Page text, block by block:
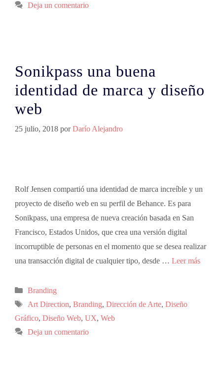
Deja un comentario
Sonikpass una buena
identidad de marca y diseño
web
25 julio, 2018 porDarío Alejandro
Rolf Jensen compartió una identidad de marca increíble y un
proyecto de diseño web en su perfil de Behance. Es para
Sonikpass, una empresa de nueva creación basada en San
Francisco, Estados Unidos, que crea una versión digital
incorruptible de personas en el momento que se desea realizar
una transacción digital de cualquier tipo, desde … Leer más
Branding
Art Direction, Branding, Dirección de Arte, Diseño
Gráfico, Diseño Web, UX, Web
Deja un comentario